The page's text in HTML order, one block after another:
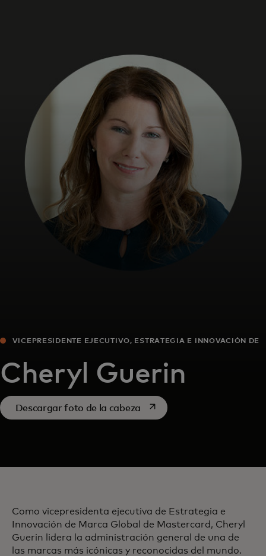
Para empresas
Para el mundo
Para innovadores
Noticias y tendencias
VICEPRESIDENTE EJECUTIVO, ESTRATEGIA E INNOVACIÓN DE
Cheryl Guerin
Descargar foto de la cabezase abre en una pestaña
Como vicepresidenta ejecutiva de Estrategia e
Innovación de Marca Global de Mastercard, Cheryl
Guerin lidera la administración general de una de
las marcas más icónicas y reconocidas del mundo.